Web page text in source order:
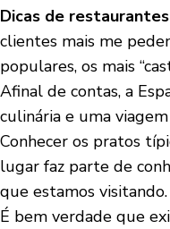
Dicas de
clientes mais me
populares, os mais
Afinal de contas, a
culinária e uma
Conhecer os pratos
lugar faz parte de
que estamos visitando.
É bem verdade que